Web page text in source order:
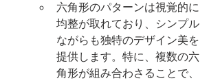
六角形のパターンは視覚的に
均整が取れており、シンプル
ながらも独特のデザイン美を
提供します。特に、複数の六
角形が組み合わさることで、